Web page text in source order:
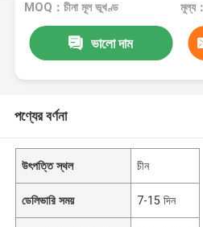
MOQ：চীনা মূল ভূখণ্ড
ভালো দাম
পণ্যের বর্ণনা
উৎপত্তি স্থল চীন
ডেলিভারি সময় 7-15 দিন